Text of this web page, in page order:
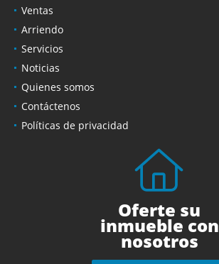
Ventas
Arriendo
Servicios
Noticias
Quienes somos
Contáctenos
Políticas de privacidad
Oferte su
inmueble con
nosotros